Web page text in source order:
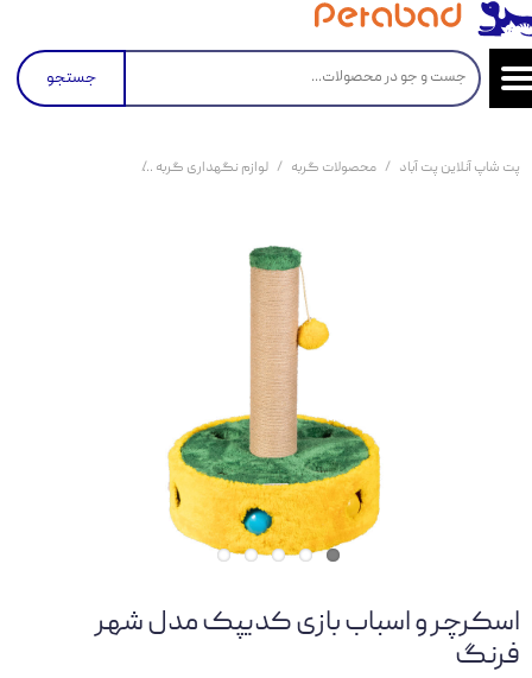
جستجو
پت شاپ آنلاین پت آباد محصولات گربه لوازم نگهداری گربه
اسکرچر و اسباب بازی کدیپک مدل شهر
فرنگ